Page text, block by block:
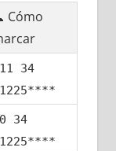
Cómo
34
34